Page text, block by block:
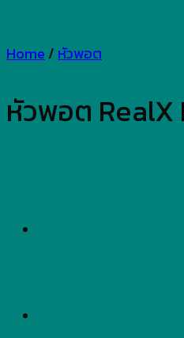
Home / หัวพอต
หัวพอต RealX